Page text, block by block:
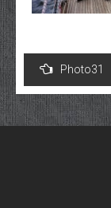
Nawigacja
wpisu
Photo31